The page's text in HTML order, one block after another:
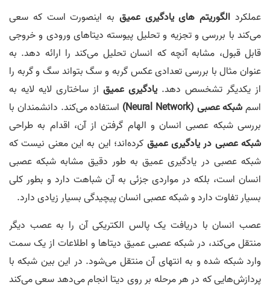
عملکرد الگوریتم های یادگیری عمیق به اینصورت است که سعی
می‌کند با بررسی و تجزیه و تحلیل پیوسته دیتاهای ورودی و خروجی
قابل قبول، مشابه آنچه که انسان تحلیل می‌کند را ارائه دهد. به
عنوان مثال با بررسی تعدادی عکس گربه و سگ بتواند سگ و گربه را
از یکدیگر تشخسص دهد. یادگیری عمیق از ساختاری لایه لایه به
اسمشبکه عصبی (Neural Network)
استفاده می‌کند. دانشمندان با
بررسی شبکه عصبی انسان و الهام گرفتن از آن، اقدام به طراحی
شبکه عصبی در یادگیری عمیق کرده‌اند؛ این به این معنی نیست که
شبکه عصبی در یادگیری عمیق به طور دقیق مشابه شبکه عصبی
انسان است، بلکه در مواردی جزئی به آن شباهت دارد و بطور کلی
بسیار تفاوت دارد و شبکه عصبی انسان پیچیدگی بسیار زیادی دارد.
عصب انسان با دریافت یک پالس الکتریکی آن را به عصب دیگر
منتقل می‌کند، در شبکه عصبی عمیق دیتاها و اطلاعات از یک سمت
وارد شبکه شده و به انتهای آن منتقل می‌شود. در این بین شبکه با
پردازش‌هایی که در هر مرحله بر روی دیتا انجام می‌دهد سعی می‌کند